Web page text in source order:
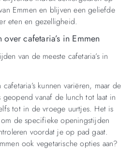
Emmen en blijven een geliefde
eten en gezelligheid.
cafetaria’s in Emmen
van de meeste cafetaria’s in
kunnen variëren, maar de
geopend vanaf de lunch tot laat in
tot in de vroege uurtjes. Het is
de specifieke openingstijden
voordat je op pad gaat.
ook vegetarische opties aan?